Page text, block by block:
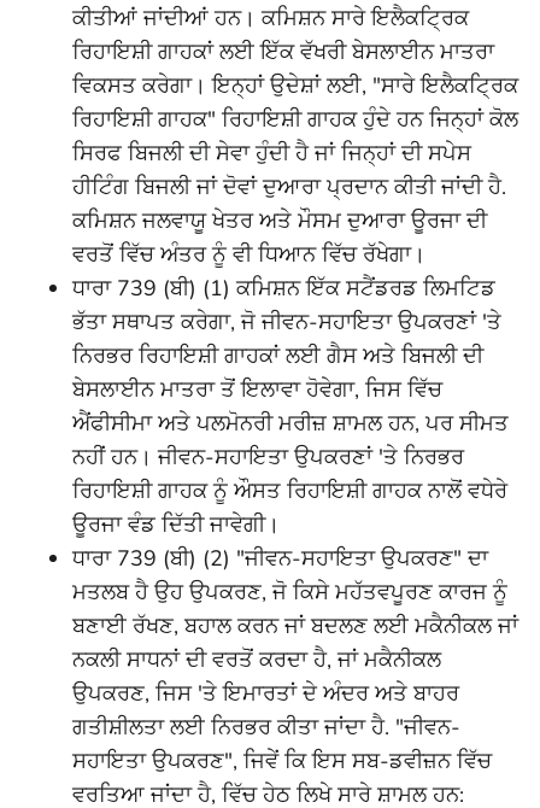
ਕੀਤੀਆਂ ਜਾਂਦੀਆਂ ਹਨ। ਕਮਿਸ਼ਨ ਸਾਰੇ ਇਲੈਕਟ੍ਰਿਕ
ਰਿਹਾਇਸ਼ੀ ਗਾਹਕਾਂ ਲਈ ਇੱਕ ਵੱਖਰੀ ਬੇਸਲਾਈਨ ਮਾਤਰਾ
ਵਿਕਸਤ ਕਰੇਗਾ। ਇਨ੍ਹਾਂ ਉਦੇਸ਼ਾਂ ਲਈ, "ਸਾਰੇ ਇਲੈਕਟ੍ਰਿਕ
ਰਿਹਾਇਸ਼ੀ ਗਾਹਕ" ਰਿਹਾਇਸ਼ੀ ਗਾਹਕ ਹੁੰਦੇ ਹਨ ਜਿਨ੍ਹਾਂ ਕੋਲ
ਸਿਰਫ ਬਿਜਲੀ ਦੀ ਸੇਵਾ ਹੁੰਦੀ ਹੈ ਜਾਂ ਜਿਨ੍ਹਾਂ ਦੀ ਸਪੇਸ
ਹੀਟਿੰਗ ਬਿਜਲੀ ਜਾਂ ਦੋਵਾਂ ਦੁਆਰਾ ਪ੍ਰਦਾਨ ਕੀਤੀ ਜਾਂਦੀ ਹੈ.
ਕਮਿਸ਼ਨ ਜਲਵਾਯੂ ਖੇਤਰ ਅਤੇ ਮੌਸਮ ਦੁਆਰਾ ਊਰਜਾ ਦੀ
ਵਰਤੋਂ ਵਿੱਚ ਅੰਤਰ ਨੂੰ ਵੀ ਧਿਆਨ ਵਿੱਚ ਰੱਖੇਗਾ।
ਧਾਰਾ 739 (ਬੀ) (1) ਕਮਿਸ਼ਨ ਇੱਕ ਸਟੈਂਡਰਡ ਲਿਮਟਿਡ
ਭੱਤਾ ਸਥਾਪਤ ਕਰੇਗਾ, ਜੋ ਜੀਵਨ-ਸਹਾਇਤਾ ਉਪਕਰਣਾਂ 'ਤੇ
ਨਿਰਭਰ ਰਿਹਾਇਸ਼ੀ ਗਾਹਕਾਂ ਲਈ ਗੈਸ ਅਤੇ ਬਿਜਲੀ ਦੀ
ਬੇਸਲਾਈਨ ਮਾਤਰਾ ਤੋਂ ਇਲਾਵਾ ਹੋਵੇਗਾ, ਜਿਸ ਵਿੱਚ
ਐਂਫੀਸੀਮਾ ਅਤੇ ਪਲਮੋਨਰੀ ਮਰੀਜ਼ ਸ਼ਾਮਲ ਹਨ, ਪਰ ਸੀਮਤ
ਨਹੀਂ ਹਨ। ਜੀਵਨ-ਸਹਾਇਤਾ ਉਪਕਰਣਾਂ 'ਤੇ ਨਿਰਭਰ
ਰਿਹਾਇਸ਼ੀ ਗਾਹਕ ਨੂੰ ਔਸਤ ਰਿਹਾਇਸ਼ੀ ਗਾਹਕ ਨਾਲੋਂ ਵਧੇਰੇ
ਊਰਜਾ ਵੰਡ ਦਿੱਤੀ ਜਾਵੇਗੀ।
ਧਾਰਾ 739 (ਬੀ) (2) "ਜੀਵਨ-ਸਹਾਇਤਾ ਉਪਕਰਣ" ਦਾ
ਮਤਲਬ ਹੈ ਉਹ ਉਪਕਰਣ, ਜੋ ਕਿਸੇ ਮਹੱਤਵਪੂਰਣ ਕਾਰਜ ਨੂੰ
ਬਣਾਈ ਰੱਖਣ, ਬਹਾਲ ਕਰਨ ਜਾਂ ਬਦਲਣ ਲਈ ਮਕੈਨੀਕਲ ਜਾਂ
ਨਕਲੀ ਸਾਧਨਾਂ ਦੀ ਵਰਤੋਂ ਕਰਦਾ ਹੈ, ਜਾਂ ਮਕੈਨੀਕਲ
ਉਪਕਰਣ, ਜਿਸ 'ਤੇ ਇਮਾਰਤਾਂ ਦੇ ਅੰਦਰ ਅਤੇ ਬਾਹਰ
ਗਤੀਸ਼ੀਲਤਾ ਲਈ ਨਿਰਭਰ ਕੀਤਾ ਜਾਂਦਾ ਹੈ. "ਜੀਵਨ-
ਸਹਾਇਤਾ ਉਪਕਰਣ", ਜਿਵੇਂ ਕਿ ਇਸ ਸਬ-ਡਵੀਜ਼ਨ ਵਿੱਚ
ਵਰਤਿਆ ਜਾਂਦਾ ਹੈ, ਵਿੱਚ ਹੇਠ ਲਿਖੇ ਸਾਰੇ ਸ਼ਾਮਲ ਹਨ: